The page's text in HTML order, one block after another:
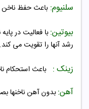
سلنیوم: باعث حفظ ناخن
بیوتین:با فعالیت در
رشد آنها را تقویت می کند.
زینک : باعث استحکام
آهن:بدون آهن ناخنها